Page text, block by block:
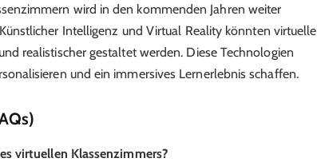
wird in den kommenden Jahren weiter
Intelligenz und Virtual Reality könnten virtuelle
realistischer gestaltet werden. Diese Technologien
und ein immersives Lernerlebnis schaffen.
virtuellen Klassenzimmers?